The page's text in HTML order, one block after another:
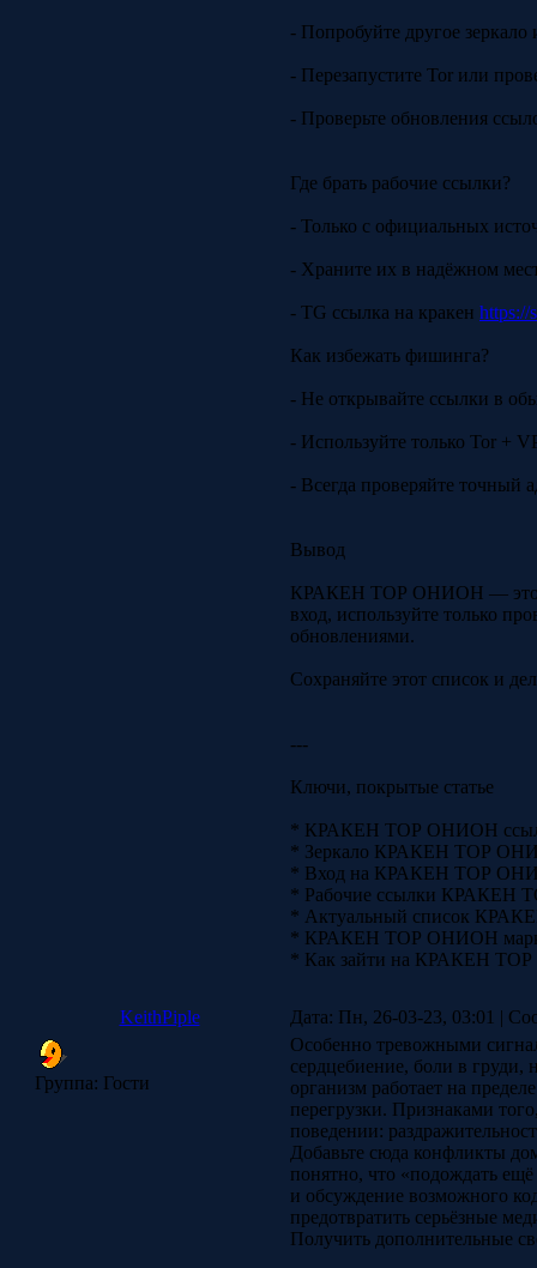
- Попробуйте другое зеркало
- Перезапустите Tor или
- Проверьте обновления
Где брать рабочие ссылки?
- Только с официальных
- Храните их в надёжном
- TG ссылка на кракен https://
Как избежать фишинга?
- Не открывайте ссылки в
- Используйте только Tor +
- Всегда проверяйте точный
Вывод
КРАКЕН ТОР ОНИОН — это
вход, используйте только
обновлениями.
Сохраняйте этот список и
---
Ключи, покрытые статье
* КРАКЕН ТОР ОНИОН
* Зеркало КРАКЕН ТОР
* Вход на КРАКЕН ТОР
* Рабочие ссылки
* Актуальный список
* КРАКЕН ТОР ОНИОН
* Как зайти на КРАКЕН
KeithPiple Дата: Пн, 26-03-23, 03:01 |
Группа: Гости
Особенно тревожными
сердцебиение, боли в
организм работает на
перегрузки. Признаками
поведении:
Добавьте сюда конфликты
понятно, что «подождать
и обсуждение возможного
предотвратить серьёзные
Получить дополнительные